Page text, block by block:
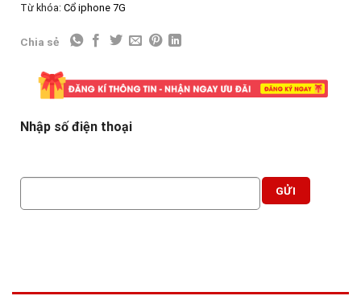
Từ khóa: Cổ iphone 7G
Chia sẻ
Nhập số điện thoại